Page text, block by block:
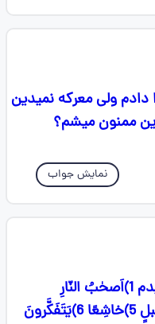
ولی معرکه نمیدین
ممنون میشم؟
نمایش جواب
معنی کلمات زیر رو بگید معرکه میدم 1)اَصحٰبُ النّارِ